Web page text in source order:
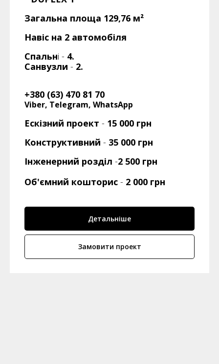
Загальна площа 129,76 м²
Навіс на 2 автомобіля
Спальні - 4.
Санвузли - 2.
+380 (63) 470 81 70
Viber, Telegram, WhatsApp
Ескізний проект - 15 000 грн
Конструктивний - 35 000 грн
Інженерний розділ -2 500 грн
Об'ємний кошторис - 2 000 грн
Детальніше
Замовити проект